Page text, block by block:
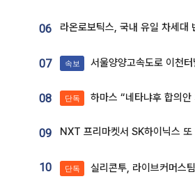
06
07 속보 서울양양고속도로 이천터널 앞
08 단독 하마스 “네타냐후 합의안 거절, 총선 앞
09
10 단독 실리콘투, 라이브커머스팀 신설…K뷰티 ‘글로벌 판매망’